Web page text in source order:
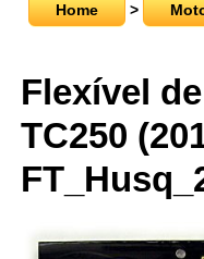
Home >
Flexível
TC250